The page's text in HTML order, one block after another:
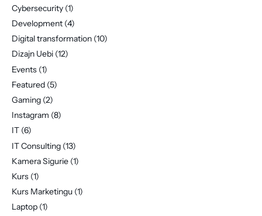
Cybersecurity (1)
Development (4)
Digital transformation (10)
Dizajn Uebi (12)
Events (1)
Featured (5)
Gaming (2)
Instagram (8)
IT (6)
IT Consulting (13)
Kamera Sigurie (1)
Kurs (1)
Kurs Marketingu (1)
Laptop (1)